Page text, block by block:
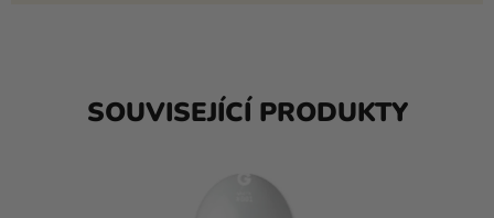
SOUVISEJÍCÍ PRODUKTY